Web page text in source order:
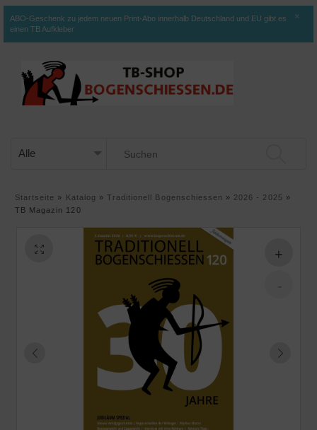
ABO-Geschenk zu jedem neuen Print-Abo innerhalb Deutschland und EU gibt es
einen TB Aufkleber
×
Startseite » Katalog » Traditionell Bogenschiessen » 2026 - 2025 »
TB Magazin 120